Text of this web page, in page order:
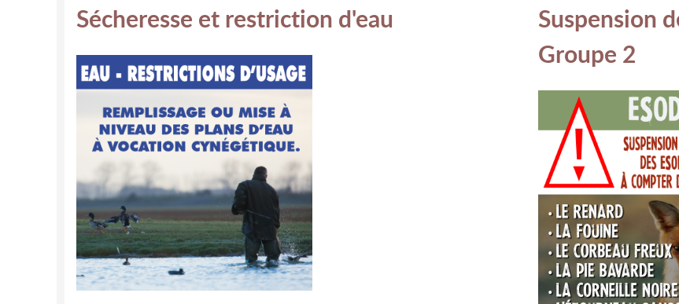
Sécheresse et restriction d'eau
Suspension
Groupe 2